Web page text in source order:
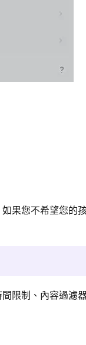
果您不希望您的
限制、內容過濾